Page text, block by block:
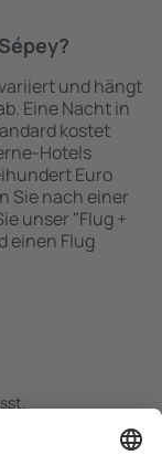
und hängt
Eine Nacht in
kostet
Hotels
Euro
Sie nach einer
unser "Flug +
einen Flug